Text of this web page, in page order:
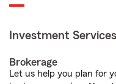
Investment Services
Brokerage
Let us help you plan for